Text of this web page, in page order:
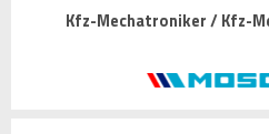
Kfz-Mechatroniker / Kfz-